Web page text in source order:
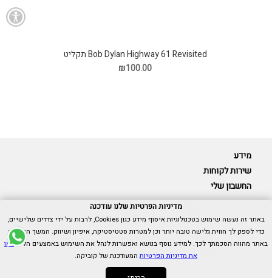
Bob Dylan Highway 61 Revisited תקליט
₪100.00
מידע
שירות לקוחות
החשבון שלי
Cubica © כל הזכויות שמורות.
אנו כאן בשבילך -055-9511314
מדיניות הפרטיות שלנו עודכנה
באתר זה נעשה שימוש בטכנולוגיות איסוף מידע כגון Cookies, לרבות על ידי צדדים שלישיים,
כדי לספק לך חווית גלישה טובה יותר וכן למטרות סטטיסטיקה, איפיון ושיווק. המשך הגלישה
באתר מהווה הסכמתך לכך. למידע נוסף בנושא ואפשרות לנהל את השימוש באמצעים הללו,ראו
את מדיניות הפרטיותהמעודכנת של קוביקה.